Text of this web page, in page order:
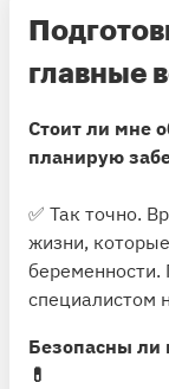
главные
Стоит ли мне
планирую
✅ Так точно.
жизни,
беременности.
специалистом
Безопасны ли
💊